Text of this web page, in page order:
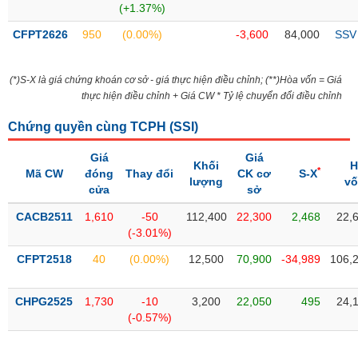
thị
(+1.37%)
CFPT2626 950 (0.00%) -3,600 84,000 SSV
(*)S-X là giá chứng khoán cơ sở - giá thực hiện điều chỉnh; (**)Hòa vốn = Giá
thực hiện điều chỉnh + Giá CW * Tỷ lệ chuyển đổi điều chỉnh
Chứng quyền cùng TCPH (SSI )
Mã CW
Giá
đóng
cửa
Thay đổi
Khối
lượng
Giá
CK cơ
sở
S-X*
CACB2511 1,610
-50
(-3.01%)
112,400 22,300 2,468
CFPT2518 40 (0.00%) 12,500 70,900 -34,989
CHPG2525 1,730
-10
(-0.57%)
3,200 22,050 495
DÙNG
YẾU
TIÊU
THIẾT
YẾU